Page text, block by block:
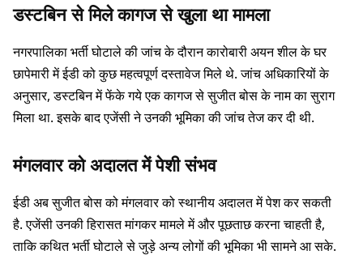
डस्टबिन से मिले कागज से खुला था मामला
नगरपालिका भर्ती घोटाले की जांच के दौरान कारोबारी अयन शील के घर
छापेमारी में ईडी को कुछ महत्वपूर्ण दस्तावेज मिले थे. जांच अधिकारियों के
अनुसार, डस्टबिन में फेंके गये एक कागज से सुजीत बोस के नाम का सुराग
मिला था. इसके बाद एजेंसी ने उनकी भूमिका की जांच तेज कर दी थी.
मंगलवार को अदालत में पेशी संभव
ईडी अब सुजीत बोस को मंगलवार को स्थानीय अदालत में पेश कर सकती
है. एजेंसी उनकी हिरासत मांगकर मामले में और पूछताछ करना चाहती है,
ताकि कथित भर्ती घोटाले से जुड़े अन्य लोगों की भूमिका भी सामने आ सके.